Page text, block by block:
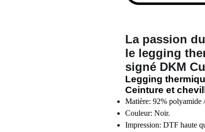
La passion
le legging
signé DKM
Legging
Ceinture et
Matière: 92% polyamide
Couleur: Noir.
Impression: DTF haute